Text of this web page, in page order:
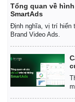
Tổng quan về
SmartAds
Định nghĩa, vị trí hiển
Brand Video Ads.